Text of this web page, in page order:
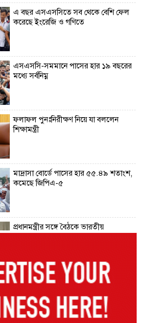
এ বছর এসএসসিতে সব থেকে বেশি ফেল
করেছে ইংরেজি ও গণিতে
এসএসসি-সমমানে পাসের হার ১৯ বছরের
মধ্যে সর্বনিম্ন
ফলাফল পুনঃনিরীক্ষণ নিয়ে যা বললেন
শিক্ষামন্ত্রী
মাদ্রাসা বোর্ডে পাসের হার ৫৫.৪৯ শতাংশ,
কমেছে জিপিএ-৫
প্রধানমন্ত্রীর সঙ্গে বৈঠকে ভারতীয়
২৯ কারিগরি শিক্ষাপ্রতিষ্ঠানের কোনো